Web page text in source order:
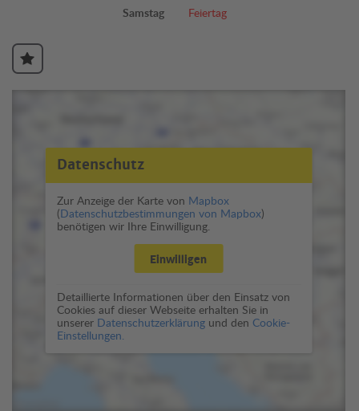
Samstag
Feiertag
Datenschutz
Zur Anzeige der Karte von Mapbox
(Datenschutzbestimmungen von Mapbox)
benötigen wir Ihre Einwilligung.
Einwilligen
Detaillierte Informationen über den Einsatz von
Cookies auf dieser Webseite erhalten Sie in
unserer Datenschutzerklärungund den Cookie-
Einstellungen.